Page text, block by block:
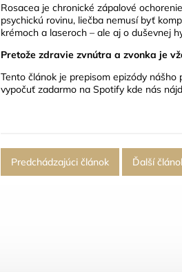
Rosacea je chronické zápalové
psychickú rovinu, liečba nemusí byť
krémoch a laseroch – ale aj o duševnej
Pretože zdravie zvnútra a zvonka je
Tento článok je prepisom epizódy
vypočuť zadarmo na Spotify kde nás
Predchádzajúci článok Ďalší